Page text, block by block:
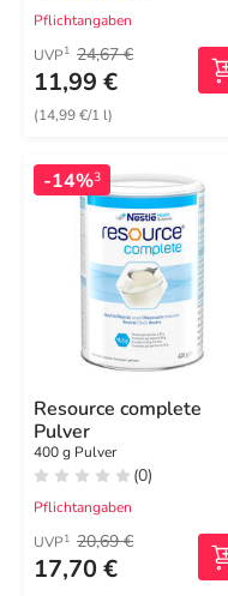
Pflichtangaben
UVP1 24,67 €
11,99 €
(14,99 €/1 l)
-14%3
Resource complete
Pulver
400 g Pulver
(0)
Pflichtangaben
UVP1 20,69 €
17,70 €